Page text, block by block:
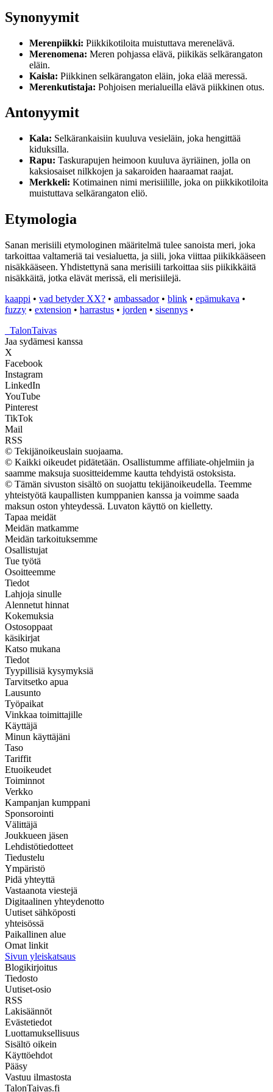
Synonyymit
Merenpiikki: Piikkikotiloita muistuttava merenelävä.
Merenomena: Meren pohjassa elävä, piikikäs selkärangaton
eläin.
Kaisla: Piikkinen selkärangaton eläin, joka elää meressä.
Merenkutistaja: Pohjoisen merialueilla elävä piikkinen otus.
Antonyymit
Kala: Selkärankaisiin kuuluva vesieläin, joka hengittää
kiduksilla.
Rapu: Taskurapujen heimoon kuuluva äyriäinen, jolla on
kaksiosaiset nilkkojen ja sakaroiden haaraamat raajat.
Merkkeli: Kotimainen nimi merisiilille, joka on piikkikotiloita
muistuttava selkärangaton eliö.
Etymologia
Sanan merisiili etymologinen määritelmä tulee sanoista meri, joka
tarkoittaa valtameriä tai vesialuetta, ja siili, joka viittaa piikikkääseen
nisäkkääseen. Yhdistettynä sana merisiili tarkoittaa siis piikikkäitä
nisäkkäitä, jotka elävät merissä, eli merisiilejä.
kaappi • vad betyder XX? • ambassador• blink • epämukava •
fuzzy • extension • harrastus • jorden • sisennys •
TalonTaivas
Jaa sydämesi kanssa
X
Facebook
Instagram
LinkedIn
YouTube
Pinterest
TikTok
Mail
RSS
© Tekijänoikeuslain suojaama.
© Kaikki oikeudet pidätetään. Osallistumme affiliate-ohjelmiin ja
saamme maksuja suositteidemme kautta tehdyistä ostoksista.
© Tämän sivuston sisältö on suojattu tekijänoikeudella. Teemme
yhteistyötä kaupallisten kumppanien kanssa ja voimme saada
maksun oston yhteydessä. Luvaton käyttö on kielletty.
Tapaa meidät
Meidän matkamme
Meidän tarkoituksemme
Osallistujat
Tue työtä
Osoitteemme
Tiedot
Lahjoja sinulle
Alennetut hinnat
Kokemuksia
Ostosoppaat
käsikirjat
Katso mukana
Tiedot
Tyypillisiä kysymyksiä
Tarvitsetko apua
Lausunto
Työpaikat
Vinkkaa toimittajille
Käyttäjä
Minun käyttäjäni
Taso
Tariffit
Etuoikeudet
Toiminnot
Verkko
Kampanjan kumppani
Sponsorointi
Välittäjä
Joukkueen jäsen
Lehdistötiedotteet
Tiedustelu
Ympäristö
Pidä yhteyttä
Vastaanota viestejä
Digitaalinen yhteydenotto
Uutiset sähköposti
yhteisössä
Paikallinen alue
Omat linkit
Sivun yleiskatsaus
Blogikirjoitus
Tiedosto
Uutiset-osio
RSS
Lakisäännöt
Evästetiedot
Luottamuksellisuus
Sisältö oikein
Käyttöehdot
Pääsy
Vastuu ilmastosta
TalonTaivas.fi